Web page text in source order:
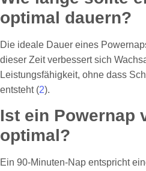
optimal dauern?
Die ideale Dauer eines
dieser Zeit verbessert sich
Leistungsfähigkeit, ohne dass
entsteht (2).
Ist ein Powernap
optimal?
Ein 90-Minuten-Nap entspricht